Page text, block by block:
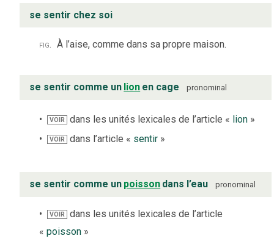
se sentir chez soi
fig. À l’aise, comme dans sa propre maison.
se sentir comme un lion en cage pronominal
VOIR dans les unités lexicales de l’article « lion »
VOIR dans l’article « sentir »
se sentir comme un poisson dans l’eau pronominal
VOIR
dans les unités lexicales de l’article
« poisson »